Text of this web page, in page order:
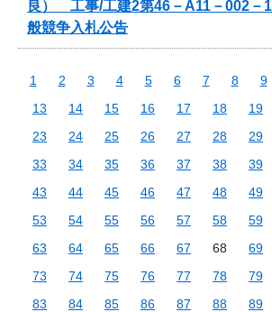
良） 工事/工建2第46－A11－002－
般競争入札公告
1 2 3 4 5 6 7 8 9
13
14 15 16 17 18 19
23
24 25 26 27 28 29
33
34 35 36 37 38 39
43
44 45 46 47 48 49
53
54 55 56 57 58 59
63
64 65 66 67 68 69
73
74 75 76 77 78 79
83
84 85 86 87 88 89